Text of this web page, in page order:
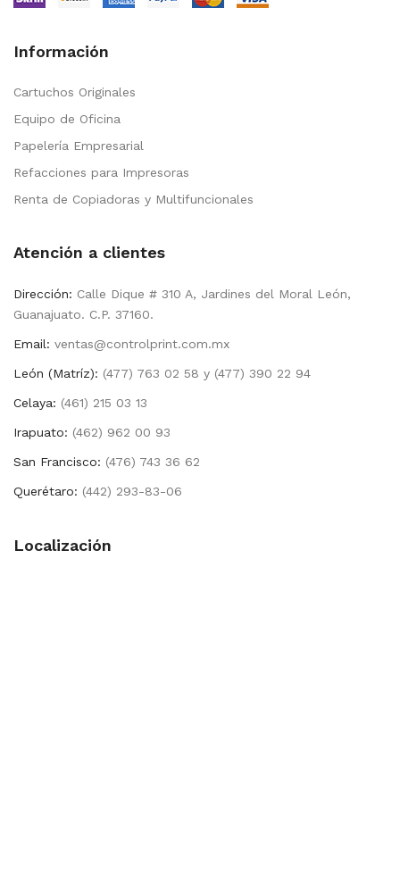
Información
Cartuchos Originales
Equipo de Oficina
Papelería Empresarial
Refacciones para Impresoras
Renta de Copiadoras y Multifuncionales
Atención a clientes
Dirección: Calle Dique # 310 A, Jardines del Moral León,
Guanajuato. C.P. 37160.
Email: ventas@controlprint.com.mx
León (Matríz): (477) 763 02 58 y (477) 390 22 94
Celaya: (461) 215 03 13
Irapuato: (462) 962 00 93
San Francisco: (476) 743 36 62
Querétaro: (442) 293-83-06
Localización